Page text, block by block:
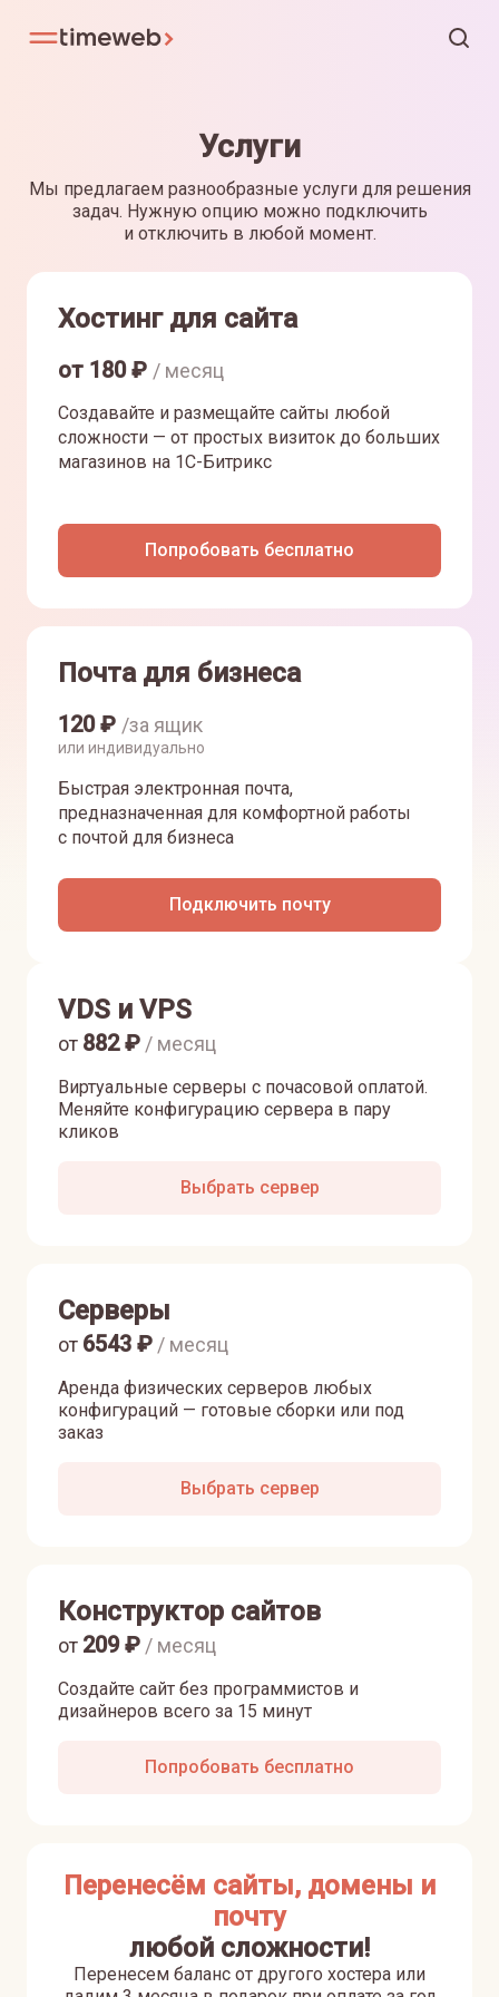
Услуги
Мы предлагаем разнообразные услуги для решения
задач. Нужную опцию можно подключить
и отключить в любой момент.
Хостинг для сайта
от 180₽ / месяц
Создавайте и размещайте сайты любой
сложности — от простых визиток до больших
магазинов на 1С-Битрикс
Попробовать бесплатно
Почта для бизнеса
120₽ /за ящик
или индивидуально
Быстрая электронная почта,
предназначенная для комфортной работы
с почтой для бизнеса
Подключить почту
VDS и VPS
Виртуальные серверы с почасовой оплатой.
Меняйте конфигурацию сервера в пару
кликов
от 882₽ / месяц
Выбрать сервер
Серверы
Аренда физических серверов любых
конфигураций — готовые сборки или под
заказ
от 6543 ₽ / месяц
Выбрать сервер
Конструктор сайтов
Создайте сайт без программистов и
дизайнеров всего за 15 минут
от 209₽ / месяц
Попробовать бесплатно
Перенесём сайты, домены и
почту
любой сложности!
Перенесем баланс от другого хостера или